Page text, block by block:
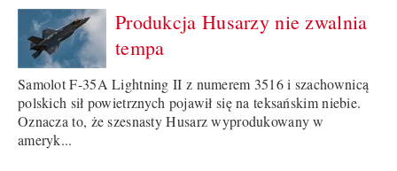
Produkcja Husarzy nie zwalnia
tempa
Samolot F-35A Lightning II z numerem 3516 i szachownicą
polskich sił powietrznych pojawił się na teksańskim niebie.
Oznacza to, że szesnasty Husarz wyprodukowany w
ameryk...